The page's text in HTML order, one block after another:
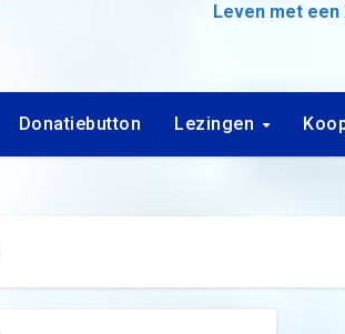
Leven met
Donatiebutton Lezingen